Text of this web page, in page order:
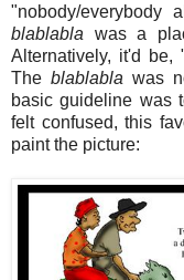
"nobody/everybody
blablabla was a
Alternatively, it'd be,
The blablabla was
basic guideline was
felt confused, this
paint the picture: